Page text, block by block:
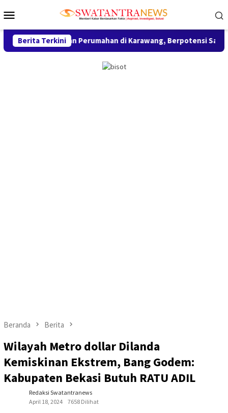
ke
Mobile
Berita Terkini
Perizinan Perumahan di Karawang, Berpotensi Sanksi
Beranda Berita
Wilayah Metro dollar Dilanda
Kemiskinan Ekstrem, Bang Godem:
Kabupaten Bekasi Butuh RATU ADIL
Redaksi Swatantranews
April 18, 2024
7658 Dilihat